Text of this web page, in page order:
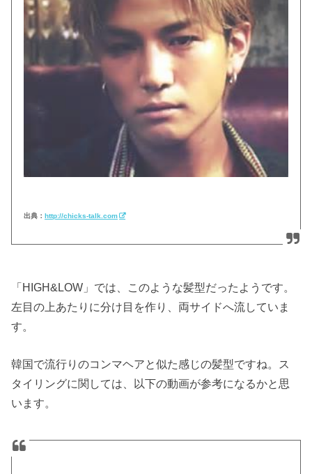
出典：http://chicks-talk.com
「HIGH&LOW」では、このような髪型だったようです。
左目の上あたりに分け目を作り、両サイドへ流していま
す。
韓国で流行りのコンマヘアと似た感じの髪型ですね。ス
タイリングに関しては、以下の動画が参考になるかと思
います。